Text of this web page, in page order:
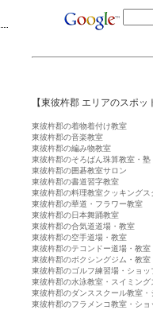
【東彼杵郡 エリアのスポッ
東彼杵郡の着物着付け教室
東彼杵郡の音楽教室
東彼杵郡の編み物教室
東彼杵郡のそろばん珠算教室・塾
東彼杵郡の囲碁教室サロン
東彼杵郡の書道習字教室
東彼杵郡の料理教室クッキングス
東彼杵郡の華道・フラワー教室
東彼杵郡の日本舞踊教室
東彼杵郡の合気道道場・教室
東彼杵郡の空手道場・教室
東彼杵郡のテコンドー道場・教室
東彼杵郡のボクシングジム・教室
東彼杵郡のゴルフ練習場・ショッ
東彼杵郡の水泳教室・スイミング
東彼杵郡のダンススクール教室・
東彼杵郡のフラメンコ教室・ショ